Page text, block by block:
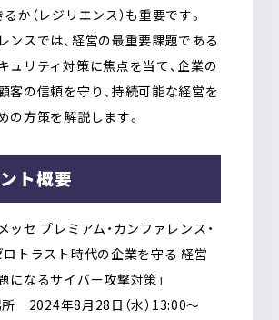
るか（レジリエンス）も重要です。
ンスでは、経営の最重要課題である
ュリティ対策に焦点を当て、企業の
客の信頼を守り、持続可能な経営を
の方策を解説します。
ト概要
セ プレミアム・カンファレンス・
ロトラスト時代の企業を守る 経営
になるサイバー攻撃対策」
2024年8月28日（水）13:00〜